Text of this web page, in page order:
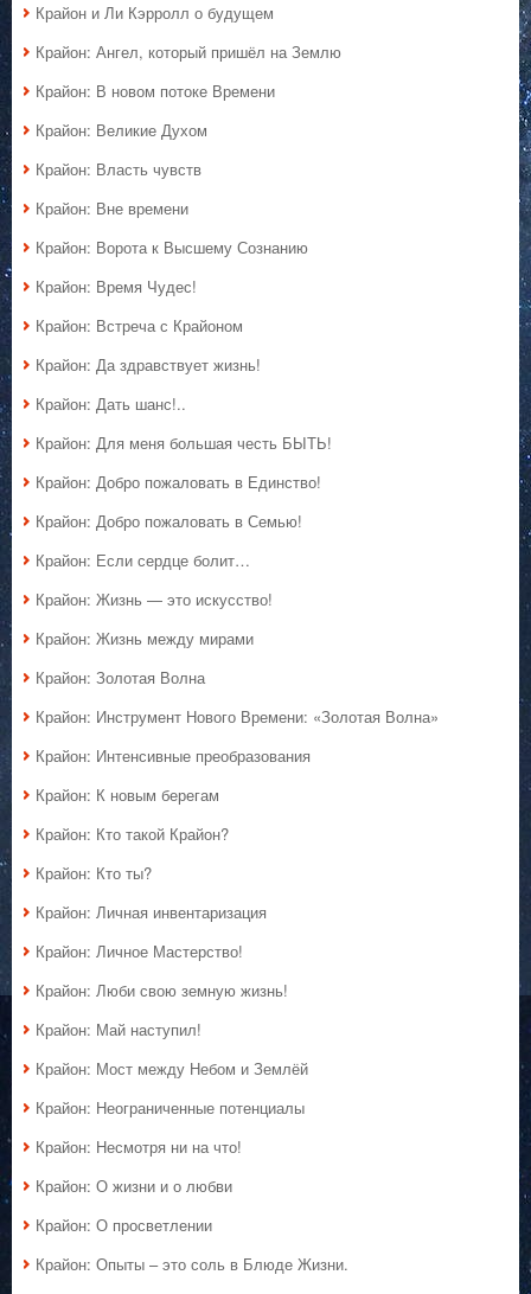
Крайон и Ли Кэрролл о будущем
Крайон: Ангел, который пришёл на Землю
Крайон: В новом потоке Времени
Крайон: Великие Духом
Крайон: Власть чувств
Крайон: Вне времени
Крайон: Ворота к Высшему Сознанию
Крайон: Время Чудес!
Крайон: Встреча с Крайоном
Крайон: Да здравствует жизнь!
Крайон: Дать шанс!..
Крайон: Для меня большая честь БЫТЬ!
Крайон: Добро пожаловать в Единство!
Крайон: Добро пожаловать в Семью!
Крайон: Если сердце болит…
Крайон: Жизнь — это искусство!
Крайон: Жизнь между мирами
Крайон: Золотая Волна
Крайон: Инструмент Нового Времени: «Золотая Волна»
Крайон: Интенсивные преобразования
Крайон: К новым берегам
Крайон: Кто такой Крайон?
Крайон: Кто ты?
Крайон: Личная инвентаризация
Крайон: Личное Мастерство!
Крайон: Люби свою земную жизнь!
Крайон: Май наступил!
Крайон: Мост между Небом и Землёй
Крайон: Неограниченные потенциалы
Крайон: Несмотря ни на что!
Крайон: О жизни и о любви
Крайон: О просветлении
Крайон: Опыты – это соль в Блюде Жизни.